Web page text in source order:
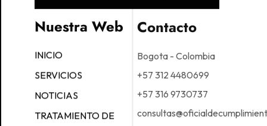
Nuestra Web
INICIO
SERVICIOS
NOTICIAS
TRATAMIENTO DE
Contacto
Bogota - Colombia
+57 312 4480699
+57 316 9730737